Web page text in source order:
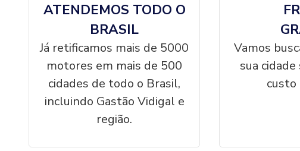
ATENDEMOS TODO O
BRASIL
Já retificamos mais de 5000
motores em mais de 500
cidades de todo o Brasil,
incluindo Gastão Vidigal e
região.
Vamos
sua